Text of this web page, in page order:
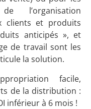
l’organisation
clients et produits
anticipés », et
de travail sont les
la solution.
facile,
de la distribution :
inférieur à 6 mois !